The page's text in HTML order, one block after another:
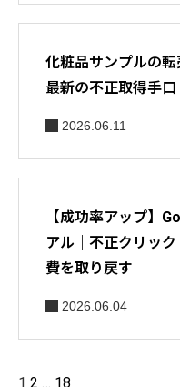
化粧品サンプルの
最新の不正取得手口
2026.06.11
【成功率アップ】
アル｜不正クリッ
費を取り戻す
2026.06.04
1 2 … 18